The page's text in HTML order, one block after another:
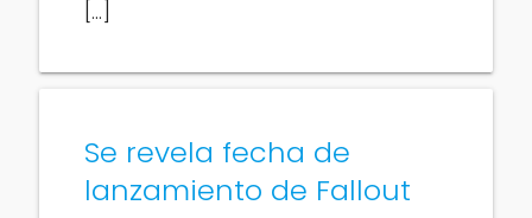
[…]
Se revela fecha de
lanzamiento de Fallout